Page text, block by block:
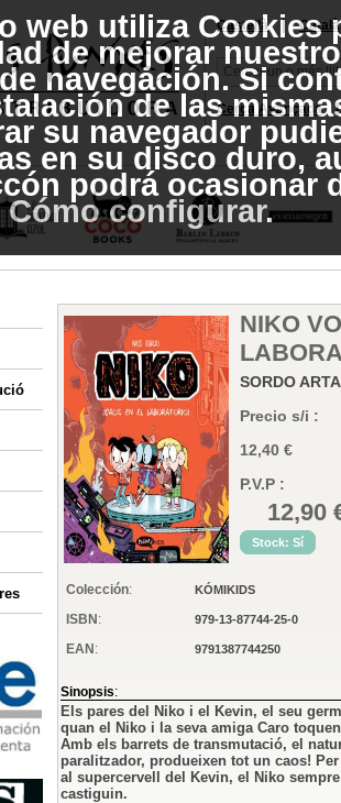
Castellà|Català
Cerca Avançada
NIKO
SORDO
Precio s/i :
12,40 €
P.V.P :
12,90
Stock: Sí
Colección: KÓMIKIDS
ISBN : 979-13-87744-25-0
EAN : 9791387744250
Sinopsis:
Els pares del Niko i el Kevin, el seu
quan el Niko i la seva amiga Caro
Amb els barrets de transmutació, el
paralitzador, produeixen tot un caos!
al supercervell del Kevin, el Niko
castiguin.
web utiliza
de mejorar
navegación. Si
de las
su navegador
en su disco duro,
podrá ocasionar
Cómo configurar.